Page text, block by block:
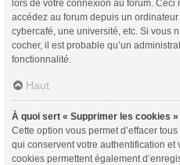
lors de votre connexion au forum. Ceci
accédez au forum depuis un
cybercafé, une université, etc. Si vous
cocher, il est probable qu’un
fonctionnalité.
Haut
À quoi sert « Supprimer les cookies »
Cette option vous permet d’effacer
qui conservent votre authentification et
cookies permettent également